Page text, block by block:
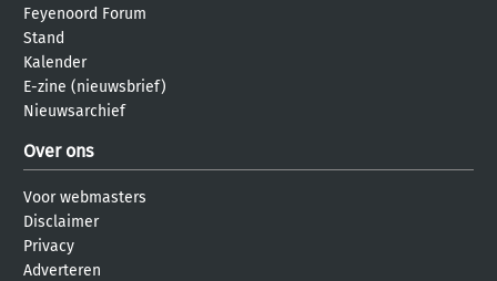
Feyenoord Forum
Stand
Kalender
E-zine (nieuwsbrief)
Nieuwsarchief
Over ons
Voor webmasters
Disclaimer
Privacy
Adverteren